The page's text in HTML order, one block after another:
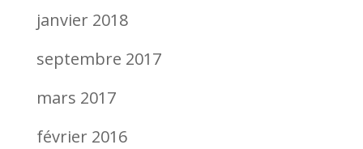
janvier 2018
septembre 2017
mars 2017
février 2016